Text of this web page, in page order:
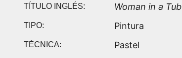
TÍTULO INGLÉS: Woman in a Tub
TIPO: Pintura
TÉCNICA: Pastel